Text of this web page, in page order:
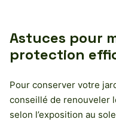
Astuces pour
protection
Pour conserver votre
conseillé de renouveler
selon l’exposition au